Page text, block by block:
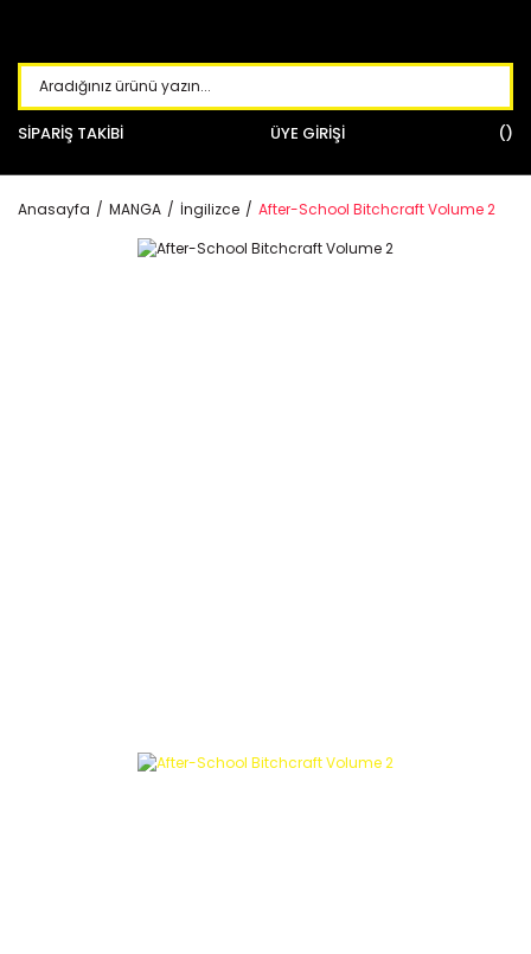
SİPARİŞ TAKİBİ ÜYE GİRİŞİ
Anasayfa MANGA İngilizce After-School Bitchcraft Volume 2